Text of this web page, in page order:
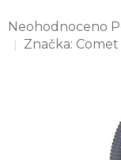
Průměrné
hodnocení
Neohodnoceno
Značka: Comet